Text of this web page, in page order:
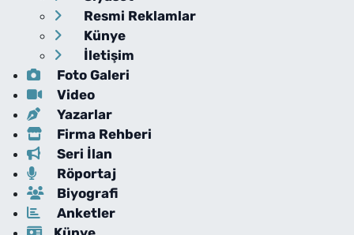
Resmi Reklamlar
Künye
İletişim
Foto Galeri
Video
Yazarlar
Firma Rehberi
Seri İlan
Röportaj
Biyografi
Anketler